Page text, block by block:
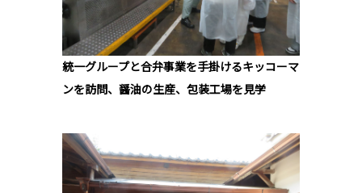
統一グループと合弁事業を手掛けるキッコーマ
ンを訪問、醤油の生産、包装工場を見学